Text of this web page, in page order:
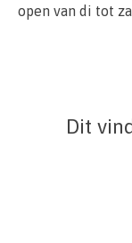
open van di tot
Dit
Items van